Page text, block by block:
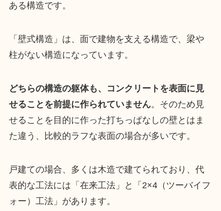
ある構造です。
「壁式構造」は、面で建物を支える構造で、梁や
柱がない構造になっています。
どちらの構造の躯体も、コンクリートを表面に見
せることを前提に作られていません。そのため見
せることを目的に作った打ちっぱなしの壁とはま
た違う、比較的ラフな表面の場合が多いです。
戸建ての場合、多くは木造で建てられており、代
表的な工法には「在来工法」と「2×4（ツーバイフ
ォー）工法」があります。